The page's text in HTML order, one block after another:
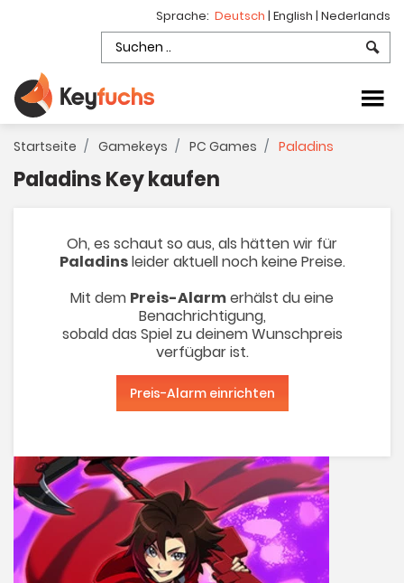
Sprache: Deutsch | English | Nederlands
Startseite Gamekeys PC Games Paladins
Paladins Key kaufen
Oh, es schaut so aus, als hätten wir für
Paladinsleider aktuell noch keine Preise.
Mit dem Preis-Alarmerhälst du eine
Benachrichtigung,
sobald das Spiel zu deinem Wunschpreis
verfügbar ist.
Preis-Alarm einrichten